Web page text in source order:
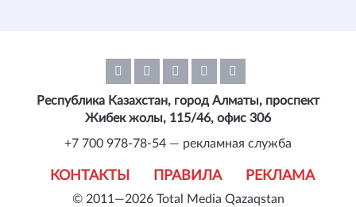
© 2011—2026 Total Media Qazaqstan
КОНТАКТЫ ПРАВИЛА РЕКЛАМА
Республика Казахстан, город Алматы, проспект
Жибек жолы, 115/46, офис 306
+7 700 978-78-54 — рекламная служба